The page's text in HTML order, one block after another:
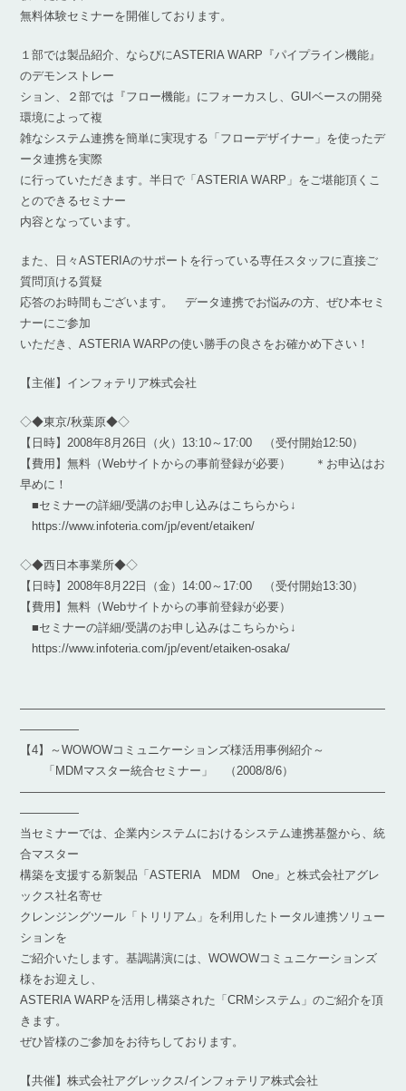
無料体験セミナーを開催しております。
１部では製品紹介、ならびにASTERIA WARP『パイプライン機能』
のデモンストレー
ション、２部では『フロー機能』にフォーカスし、GUIベースの開発
環境によって複
雑なシステム連携を簡単に実現する「フローデザイナー」を使ったデ
ータ連携を実際
に行っていただきます。半日で「ASTERIA WARP」をご堪能頂くこ
とのできるセミナー
内容となっています。
また、日々ASTERIAのサポートを行っている専任スタッフに直接ご
質問頂ける質疑
応答のお時間もございます。 データ連携でお悩みの方、ぜひ本セミ
ナーにご参加
いただき、ASTERIA WARPの使い勝手の良さをお確かめ下さい！
【主催】インフォテリア株式会社
◇◆東京/秋葉原◆◇
【日時】2008年8月26日（火）13:10～17:00 （受付開始12:50）
【費用】無料（Webサイトからの事前登録が必要） ＊お申込はお
早めに！
■セミナーの詳細/受講のお申し込みはこちらから↓
https://www.infoteria.com/jp/event/etaiken/
◇◆西日本事業所◆◇
【日時】2008年8月22日（金）14:00～17:00 （受付開始13:30）
【費用】無料（Webサイトからの事前登録が必要）
■セミナーの詳細/受講のお申し込みはこちらから↓
https://www.infoteria.com/jp/event/etaiken-osaka/
―――――――――――――――――――――――――――――――
―――――
【4】～WOWOWコミュニケーションズ様活用事例紹介～
「MDMマスター統合セミナー」 （2008/8/6）
―――――――――――――――――――――――――――――――
―――――
当セミナーでは、企業内システムにおけるシステム連携基盤から、統
合マスター
構築を支援する新製品「ASTERIA MDM One」と株式会社アグレ
ックス社名寄せ
クレンジングツール「トリリアム」を利用したトータル連携ソリュー
ションを
ご紹介いたします。基調講演には、WOWOWコミュニケーションズ
様をお迎えし、
ASTERIA WARPを活用し構築された「CRMシステム」のご紹介を頂
きます。
ぜひ皆様のご参加をお待ちしております。
【共催】株式会社アグレックス/インフォテリア株式会社